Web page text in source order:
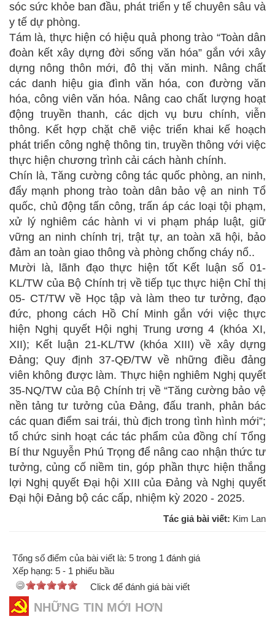
sóc sức khỏe ban đầu, phát triển y tế chuyên sâu và
y tế dự phòng.
Tám là, thực hiện có hiệu quả phong trào “Toàn dân
đoàn kết xây dựng đời sống văn hóa” gắn với xây
dựng nông thôn mới, đô thị văn minh. Nâng chất
các danh hiệu gia đình văn hóa, con đường văn
hóa, công viên văn hóa. Nâng cao chất lượng hoạt
động truyền thanh, các dịch vụ bưu chính, viễn
thông. Kết hợp chặt chẽ việc triển khai kế hoạch
phát triển công nghệ thông tin, truyền thông với việc
thực hiện chương trình cải cách hành chính.
Chín là, Tăng cường công tác quốc phòng, an ninh,
đẩy mạnh phong trào toàn dân bảo vệ an ninh Tổ
quốc, chủ động tấn công, trấn áp các loại tội phạm,
xử lý nghiêm các hành vi vi phạm pháp luật, giữ
vững an ninh chính trị, trật tự, an toàn xã hội, bảo
đảm an toàn giao thông và phòng chống cháy nổ..
Mười là, lãnh đạo thực hiện tốt Kết luận số 01-
KL/TW của Bộ Chính trị về tiếp tục thực hiện Chỉ thị
05- CT/TW về Học tập và làm theo tư tưởng, đạo
đức, phong cách Hồ Chí Minh gắn với việc thực
hiện Nghị quyết Hội nghị Trung ương 4 (khóa XI,
XII); Kết luận 21-KL/TW (khóa XIII) về xây dựng
Đảng; Quy định 37-QĐ/TW về những điều đảng
viên không được làm. Thực hiện nghiêm Nghị quyết
35-NQ/TW của Bộ Chính trị về “Tăng cường bảo vệ
nền tảng tư tưởng của Đảng, đấu tranh, phản bác
các quan điểm sai trái, thù địch trong tình hình mới”;
tổ chức sinh hoạt các tác phẩm của đồng chí Tổng
Bí thư Nguyễn Phú Trọng để nâng cao nhận thức tư
tưởng, củng cố niềm tin, góp phần thực hiện thắng
lợi Nghị quyết Đại hội XIII của Đảng và Nghị quyết
Đại hội Đảng bộ các cấp, nhiệm kỳ 2020 - 2025.
Tác giả bài viết: Kim Lan
Tổng số điểm của bài viết là: 5 trong 1 đánh giá
Xếp hạng: 5 - 1 phiếu bầu
Click để đánh giá bài viết
NHỮNG TIN MỚI HƠN